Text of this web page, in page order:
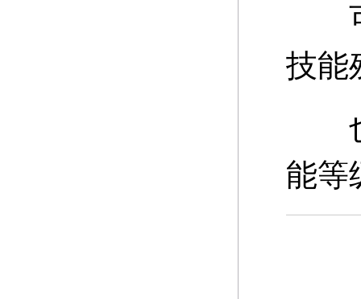
可
技能
也
能等